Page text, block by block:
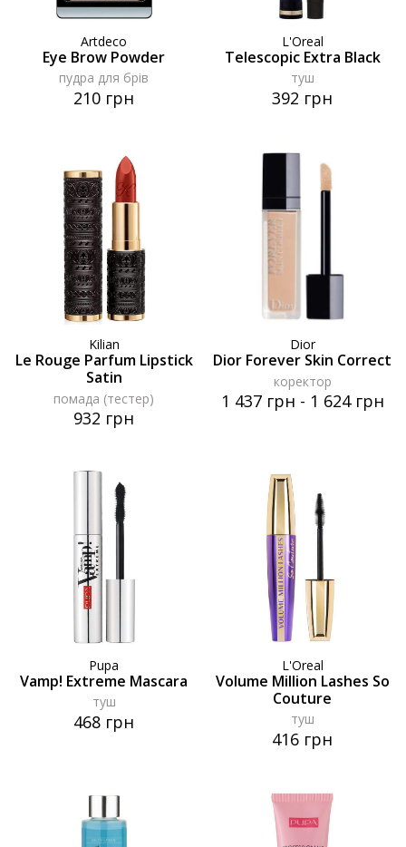
Artdeco
Eye Brow Powder
пудра для брів
210 грн
L'Oreal
Telescopic Extra Black
туш
392 грн
Kilian
Le Rouge Parfum Lipstick
Satin
помада (тестер)
932 грн
Dior
Dior Forever Skin Correct
коректор
1 437 грн - 1 624 грн
Pupa
Vamp! Extreme Mascara
туш
468 грн
L'Oreal
Volume Million Lashes So
Couture
туш
416 грн